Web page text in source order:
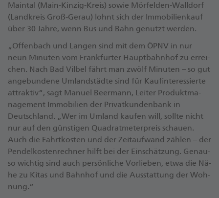
Main­tal (Main-Kin­zig-Kreis) so­wie Mör­fel­den-Wall­dorf
(Land­kreis Groß-Gerau) lohnt sich der Im­mo­bi­li­en­kauf
über 30 Jah­re, wenn Bus und Bahn ge­nutzt wer­den.
„Of­fen­bach und Lan­gen sind mit dem ÖPNV in nur
neun Mi­nu­ten vom Frank­fur­ter Haupt­bahn­hof zu er­rei­
chen. Nach Bad Vil­bel fährt man zwölf Mi­nu­ten – so gut
an­ge­bun­de­ne Um­land­städ­te sind für Kauf­in­ter­es­sier­te
at­trak­ti­v“, sagt Ma­nu­el Beer­mann, Lei­ter Pro­dukt­ma­
nage­ment Im­mo­bi­li­en der Pri­vat­kun­den­bank in
Deutsch­land. „Wer im Um­land kau­fen will, soll­te nicht
nur auf den güns­ti­gen Qua­drat­me­ter­preis schau­en.
Auch die Fahrt­kos­ten und der Zeit­auf­wand zäh­len – der
Pen­del­kos­ten­rech­ner hilft bei der Ein­schät­zung. Ge­nau­
so wich­tig sind auch per­sön­li­che Vor­lie­ben, et­wa die Nä­
he zu Ki­tas und Bahn­hof und die Aus­stat­tung der Woh­
nung.“